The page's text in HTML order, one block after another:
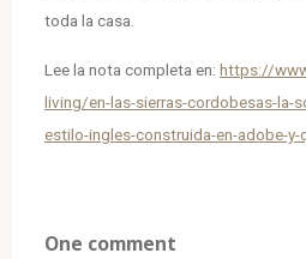
toda la casa.
Lee la nota completa en: https://
living/en-las-sierras-cordobesas-la-
estilo-ingles-construida-en-adobe-
One comment